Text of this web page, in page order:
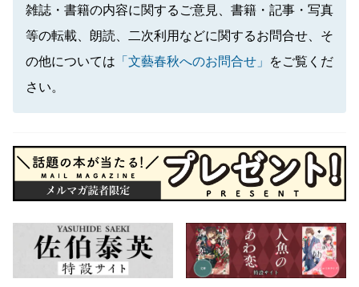
雑誌・書籍の内容に関するご意見、書籍・記事・写真
等の転載、朗読、二次利用などに関するお問合せ、そ
の他については 「文藝春秋へのお問合せ」
をご覧くだ
さい。